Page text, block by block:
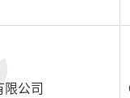
限公司